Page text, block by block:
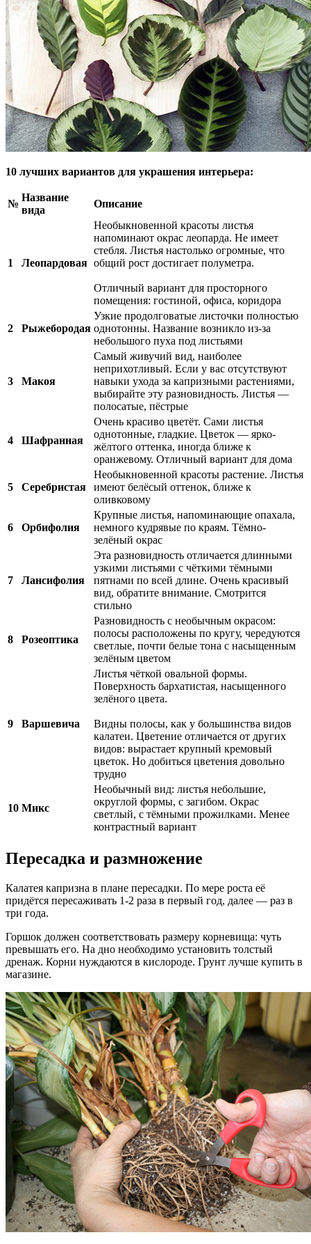
10 лучших вариантов для украшения интерьера:
№
Название
вида
Описание
1 Леопардовая
Необыкновенной красоты листья
напоминают окрас леопарда. Не имеет
стебля. Листья настолько огромные, что
общий рост достигает полуметра.
Отличный вариант для просторного
помещения: гостиной, офиса, коридора
2 Рыжебородая
Узкие продолговатые листочки полностью
однотонны. Название возникло из-за
небольшого пуха под листьями
3 Макоя
Самый живучий вид, наиболее
неприхотливый. Если у вас отсутствуют
навыки ухода за капризными растениями,
выбирайте эту разновидность. Листья —
полосатые, пёстрые
4 Шафранная
Очень красиво цветёт. Сами листья
однотонные, гладкие. Цветок — ярко-
жёлтого оттенка, иногда ближе к
оранжевому. Отличный вариант для дома
5 Серебристая
Необыкновенной красоты растение. Листья
имеют белёсый оттенок, ближе к
оливковому
6 Орбифолия
Крупные листья, напоминающие опахала,
немного кудрявые по краям. Тёмно-
зелёный окрас
7 Лансифолия
Эта разновидность отличается длинными
узкими листьями с чёткими тёмными
пятнами по всей длине. Очень красивый
вид, обратите внимание. Смотрится
стильно
8 Розеоптика
Разновидность с необычным окрасом:
полосы расположены по кругу, чередуются
светлые, почти белые тона с насыщенным
зелёным цветом
9 Варшевича
Листья чёткой овальной формы.
Поверхность бархатистая, насыщенного
зелёного цвета.
Видны полосы, как у большинства видов
калатеи. Цветение отличается от других
видов: вырастает крупный кремовый
цветок. Но добиться цветения довольно
трудно
10 Микс
Необычный вид: листья небольшие,
округлой формы, с загибом. Окрас
светлый, с тёмными прожилками. Менее
контрастный вариант
Пересадка и размножение
Калатея капризна в плане пересадки. По мере роста её
придётся пересаживать 1-2 раза в первый год, далее — раз в
три года.
Горшок должен соответствовать размеру корневища: чуть
превышать его. На дно необходимо установить толстый
дренаж. Корни нуждаются в кислороде. Грунт лучше купить в
магазине.